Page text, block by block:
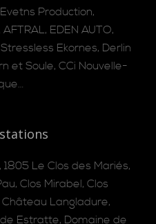
Production,
EDEN AUTO,
Ekornes, Derlin
et Soule, CCi Nouvelle-
Le Clos des Mariés,
Clos Mirabel, Clos
Langladure,
Estratte, Domaine de